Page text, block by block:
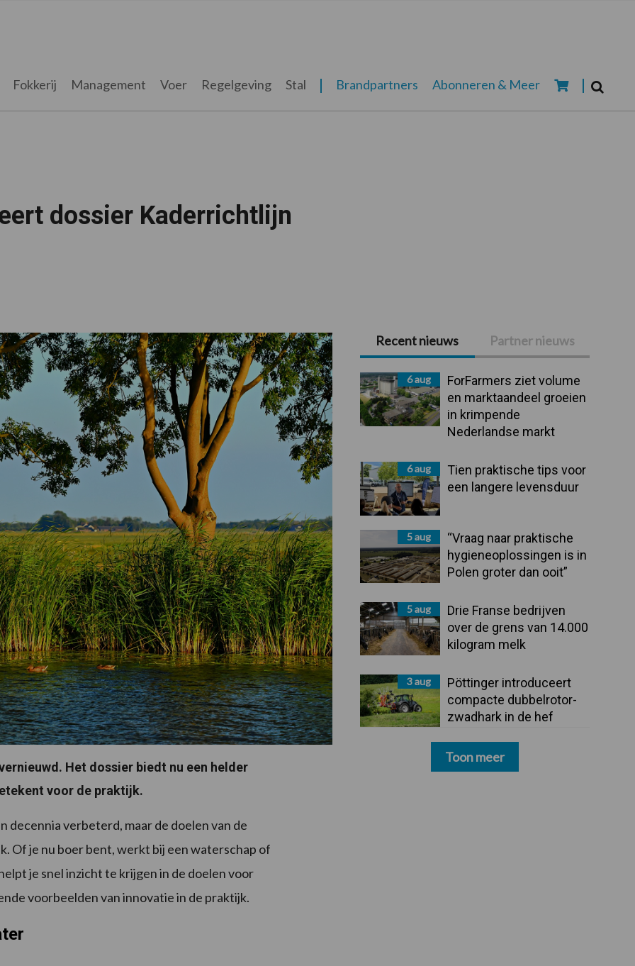
Fokkerij Management Voer Regelgeving Stal Brandpartners Abonneren & Meer
dossier Kaderrichtlijn
Het dossier biedt nu een helder
voor de praktijk.
verbeterd, maar de doelen van de
Of je nu boer bent, werkt bij een waterschap of
je snel inzicht te krijgen in de doelen voor
voorbeelden van innovatie in de praktijk.
Primaire
Sidebar
Recent nieuws Partner nieuws
6 aug
ForFarmers ziet volume
en marktaandeel groeien
in krimpende
Nederlandse markt
6 aug
Tien praktische tips voor
een langere levensduur
5 aug
“Vraag naar praktische
hygieneoplossingen is in
Polen groter dan ooit”
5 aug
Drie Franse bedrijven
over de grens van 14.000
kilogram melk
3 aug
Pöttinger introduceert
compacte dubbelrotor-
zwadhark in de hef
Toon meer